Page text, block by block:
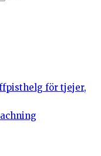
för tjejer,